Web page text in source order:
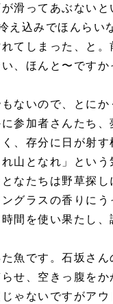
滑ってあぶないと
え込みでほんらい
てしまった、と
、ほんと〜ですか
ないので、とに
参加者さんたち
、存分に日が射す
山となれ」という
なたちは野草探
グラスの香りにう
間を使い果たし、
魚です。石坂さ
せ、空きっ腹を
ゃないですがアウ